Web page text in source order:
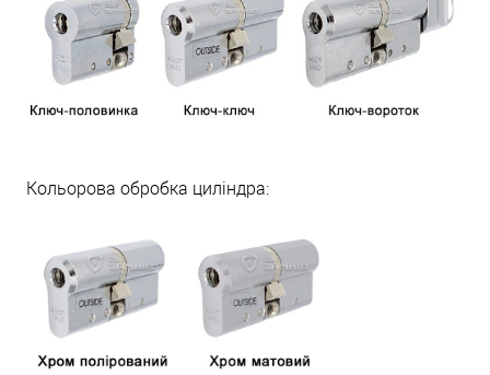
Кольорова обробка циліндра: